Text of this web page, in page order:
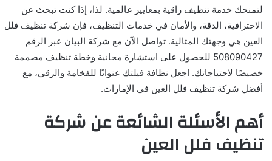
لتمنحك خدمة تنظيف راقية بمعايير عالمية. لذا، إذا كنت تبحث عن
الاحترافية، الدقة، والأمان في خدمات التنظيف، فإن شركة تنظيف فلل
العين هي وجهتك المثالية. تواصل الآن مع شركة البيان عبر الرقم
508090427 للحصول على استشارة مجانية وخطة تنظيف مصممة
خصيصًا لاحتياجاتك. اجعل نظافة فيلتك عنوانًا للفخامة والرقي، مع
أفضل شركة تنظيف فلل العين في الإمارات.
أهم الأسئلة الشائعة عن شركة
تنظيف فلل العين